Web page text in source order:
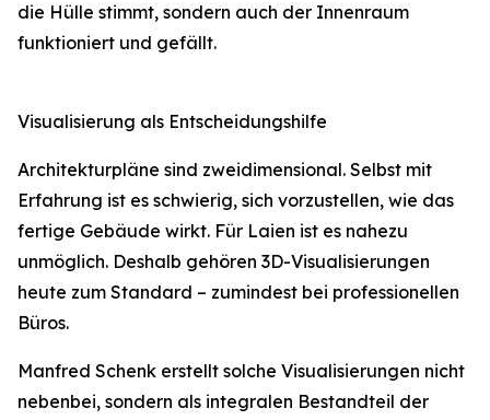
die Hülle stimmt, sondern auch der Innenraum
funktioniert und gefällt.
Visualisierung als Entscheidungshilfe
Architekturpläne sind zweidimensional. Selbst mit
Erfahrung ist es schwierig, sich vorzustellen, wie das
fertige Gebäude wirkt. Für Laien ist es nahezu
unmöglich. Deshalb gehören 3D-Visualisierungen
heute zum Standard – zumindest bei professionellen
Büros.
Manfred Schenk erstellt solche Visualisierungen nicht
nebenbei, sondern als integralen Bestandteil der